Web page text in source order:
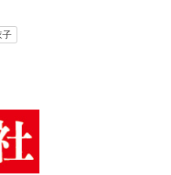
子